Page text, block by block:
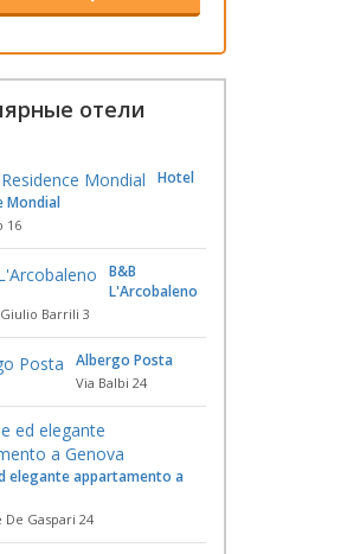
отели
Hotel
Mondial
16
B&B
L'Arcobaleno
Barrili 3
Albergo Posta
Via Balbi 24
elegante appartamento a
De Gaspari 24